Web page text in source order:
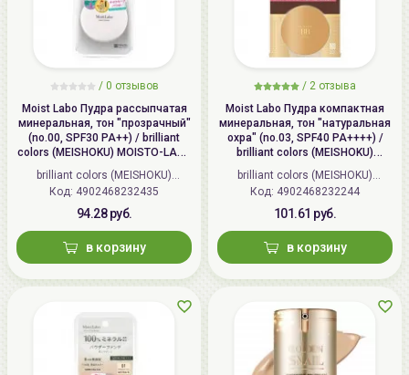
/ 0 отзывов
Moist Labo Пудра рассыпчатая
минеральная, тон "прозрачный"
(no.00, SPF30 PA++) / brilliant
colors (MEISHOKU) MOISTO-LABO
BB MINERAL FOUNDATION
brilliant colors (MEISHOKU)
(Япония)
Код: 4902468232435
94.28 руб.
в корзину
/ 2 отзыва
Moist Labo Пудра компактная
минеральная, тон "натуральная
охра" (no.03, SPF40 PA++++) /
brilliant colors (MEISHOKU)
MOISTO-LABO BB MINERAL
POWDER
brilliant colors (MEISHOKU)
(Япония)
Код: 4902468232244
101.61 руб.
в корзину